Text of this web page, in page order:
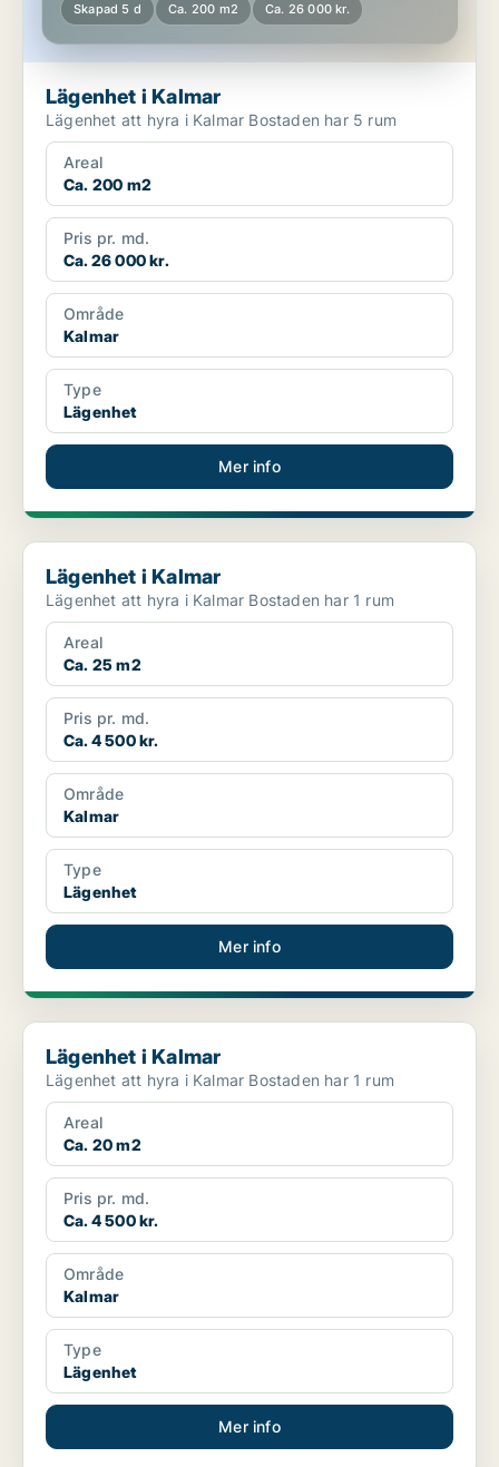
Skapad 5 d Ca. 200 m2 Ca. 26 000 kr.
Lägenhet i Kalmar
Lägenhet att hyra i Kalmar Bostaden har 5 rum
Areal
Ca. 200 m2
Pris pr. md.
Ca. 26 000 kr.
Område
Kalmar
Type
Lägenhet
Mer info
Lägenhet i Kalmar
Lägenhet i Kalmar
Lägenhet att hyra i Kalmar Bostaden har 1 rum
Areal
Ca. 25 m2
Pris pr. md.
Ca. 4 500 kr.
Område
Kalmar
Type
Lägenhet
Mer info
Lägenhet i Kalmar
Lägenhet i Kalmar
Lägenhet att hyra i Kalmar Bostaden har 1 rum
Areal
Ca. 20 m2
Pris pr. md.
Ca. 4 500 kr.
Område
Kalmar
Type
Lägenhet
Mer info